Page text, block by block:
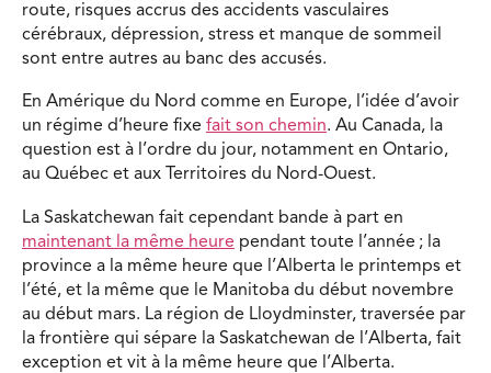
route, risques accrus des accidents vasculaires
cérébraux, dépression, stress et manque de sommeil
sont entre autres au banc des accusés.
En Amérique du Nord comme en Europe, l’idée d’avoir
un régime d’heure fixe fait son chemin. Au Canada, la
question est à l’ordre du jour, notamment en Ontario,
au Québec et aux Territoires du Nord-Ouest.
La Saskatchewan fait cependant bande à part en
maintenant la même heure pendant toute l’année ; la
province a la même heure que l’Alberta le printemps et
l’été, et la même que le Manitoba du début novembre
au début mars. La région de Lloydminster, traversée par
la frontière qui sépare la Saskatchewan de l’Alberta, fait
exception et vit à la même heure que l’Alberta.